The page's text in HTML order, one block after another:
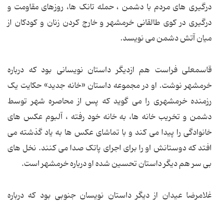
درگیری های مردم با دشمن ، حمله تانک ها، روزهای مقاومت و
درگیری در کوی طالقانی خرمشهر و خارج کردن زنان و کودکان از
میان آتش دشمن می نویسد.
قاسمعلی فراست هم ازدیگر داستان نویسانی بود که درباره
خرمشهر نوشت. او در مجموعه داستان «خانه جدید» حکایت یک
رزمنده خرمشهری را می گوید که پس از محاصره شهر توسط
دشمن و تخریب خانه ها، به خانه خود رفته ، آلبوم عکس های
خانوادگی را پیدا می کند و با تماشای عکس ها به یاد گذشته می
افتد که دوستانش او را برای اجرای پاتک صدا می کنند. نخل های
بی سر هم دیگر داستان تحسین شده او درباره خرمشهر است.
غلامرضا عیدان از دیگر داستان نویسان جنوبی بود که درباره